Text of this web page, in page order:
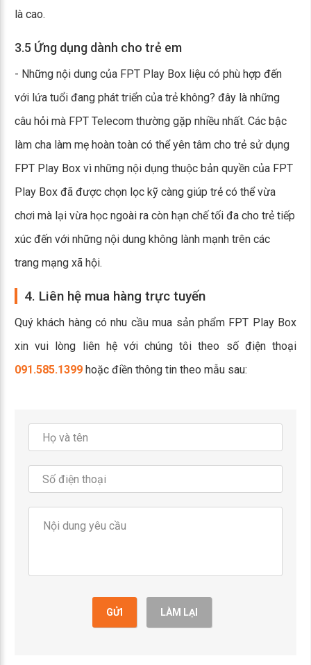
là cao.
3.5 Ứng dụng dành cho trẻ em
- Những nội dung của FPT Play Box liệu có phù hợp đến
với lứa tuổi đang phát triển của trẻ không? đây là những
câu hỏi mà FPT Telecom thường gặp nhiều nhất. Các bậc
làm cha làm mẹ hoàn toàn có thể yên tâm cho trẻ sử dụng
FPT Play Box vì những nội dụng thuộc bản quyền của FPT
Play Box đã được chọn lọc kỹ càng giúp trẻ có thể vừa
chơi mà lại vừa học ngoài ra còn hạn chế tối đa cho trẻ tiếp
xúc đến với những nội dung không lành mạnh trên các
trang mạng xã hội.
4. Liên hệ mua hàng trực tuyến
Quý khách hàng có nhu cầu mua sản phẩm FPT Play Box
xin vui lòng liên hệ với chúng tôi theo số điện thoại
091.585.1399 hoặc điền thông tin theo mẫu sau:
GỬI LÀM LẠI